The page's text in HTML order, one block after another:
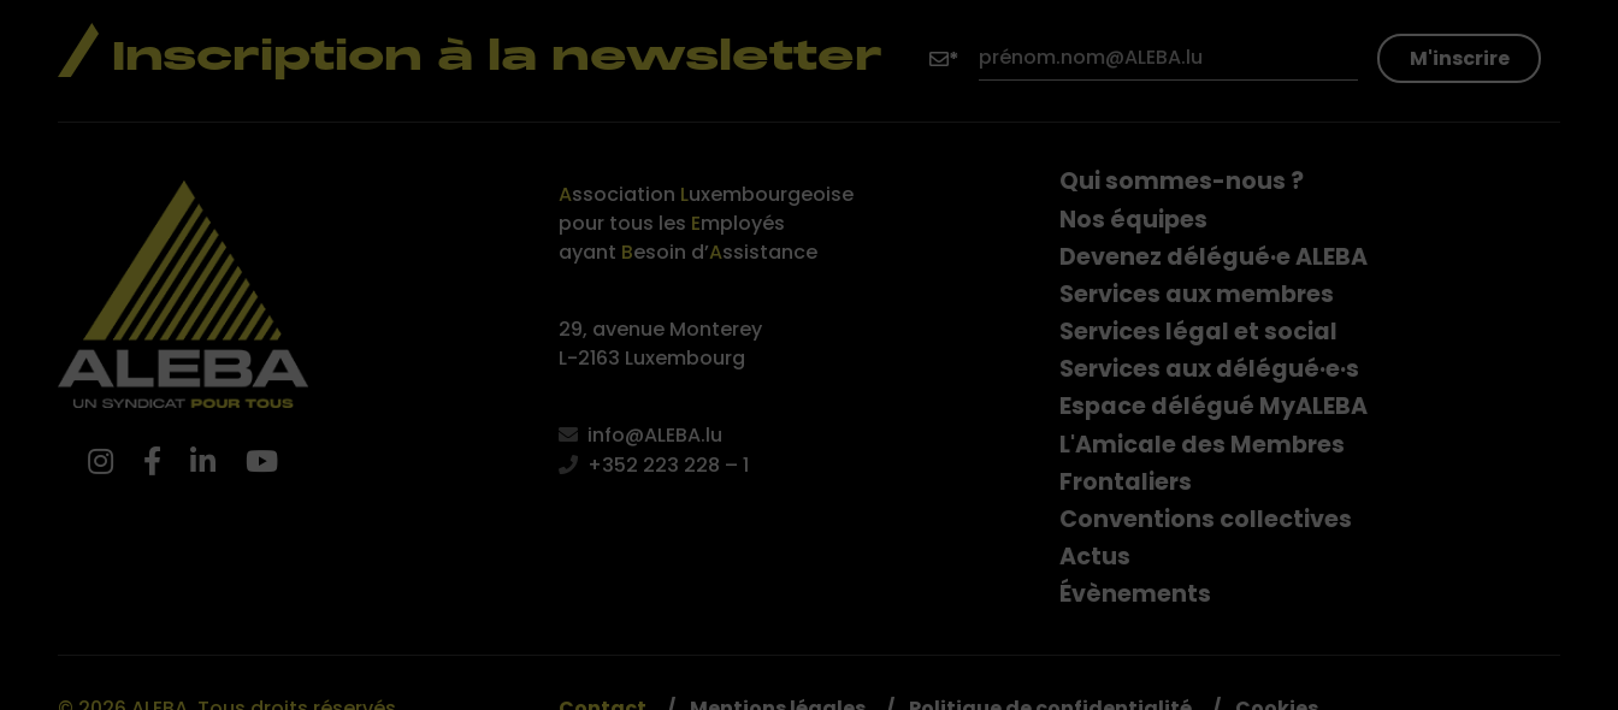
Inscription à la newsletter M'inscrire
Association Luxembourgeoise
pour tous les Employés
ayant Besoin d’Assistance
29, avenue Monterey
L-2163 Luxembourg
info@ALEBA.lu
+352 223 228 – 1
Qui sommes-nous ?
Nos équipes
Devenez délégué·e ALEBA
Services aux membres
Services légal et social
Services aux délégué·e·s
Espace délégué MyALEBA
L'Amicale des Membres
Frontaliers
Conventions collectives
Actus
Évènements